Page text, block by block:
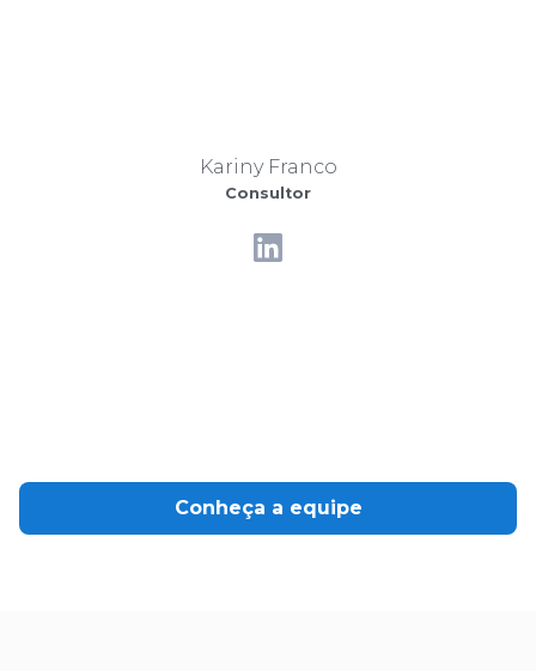
Kariny Franco
Consultor
Conheça a equipe